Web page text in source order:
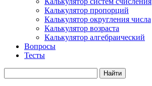
Калькулятор пропорций
Калькулятор округления числа
Калькулятор возраста
Калькулятор алгебраический
Вопросы
Тесты
Найти